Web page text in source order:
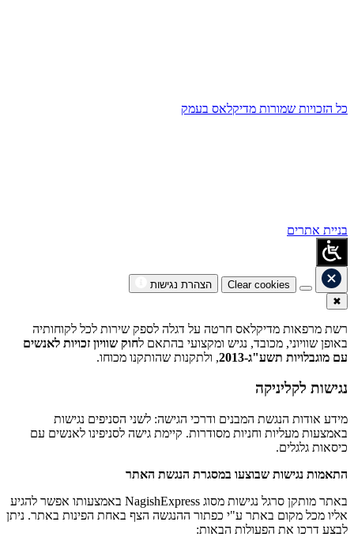
כל הזכויות שמורות מדיקלאס בעמק
בניית אתרים
Clear cookies
הצהרת נגישות
✖
רשת מרפאות מדיקלאס חרטה על דגלה לספק שירות לכל לקוחותיה
באופן שוויוני, מכובד, נגיש ומקצועי בהתאם לחוק שוויון זכויות לאנשים
עם מוגבלויות תשע"ג-2013
, ולתקנות שהותקנו מכוחו.
נגישות לקליניקה
מידע אודות הנגשת המבנים ודרכי הגישה: לשני הסניפים נגישות
באמצעות מעליות וחניות מסודרות. קיימת גישה לסניפינו לאנשים עם
כיסאות גלגלים.
התאמות נגישות שבוצעו במסגרת הנגשת האתר
באתר מותקן סרגל נגישות מסוג NagishExpress באמצעותו אפשר להגיע
אליו מכל מקום באתר ע"י כפתור ההנגשה הצף באחת הפינות באתר. ניתן
לבצע דרכו את הפעולות הבאות: